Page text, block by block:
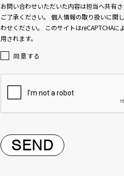
お問い合わせいただいた内容は担当へ共有
ご了承ください。 個人情報の取り扱いに関
わせください。 このサイトはreCAPTCHA
用されます。
同意する
SEND